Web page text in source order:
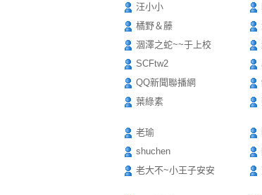
汪小小
橘野＆藤
涸澤之蛇~~于上校
SCFtw2
QQ新聞聯播網
葉綠素
老瑜
shuchen
老大不~小王子安安